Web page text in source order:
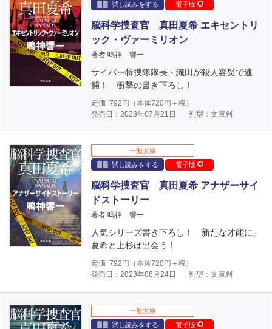
試し読みをする
電子版
脳科学捜査官 真田夏希 エキセントリ
ック・ヴァーミリオン
著者 鳴神 響一
サイバー特捜隊隊長・織田が殺人容疑で逮
捕！ 衝撃の書き下ろし！
定価 792 円（本体720円＋税）
発売日：2023年07月21日
判型：文庫判
一般文庫
試し読みをする
電子版
脳科学捜査官 真田夏希 アナザーサイ
ドストーリー
著者 鳴神 響一
人気シリーズ書き下ろし！ 新たな才能に、
夏希と上杉は出会う！
定価 792 円（本体720円＋税）
発売日：2023年08月24日
判型：文庫判
一般文庫
試し読みをする
電子版